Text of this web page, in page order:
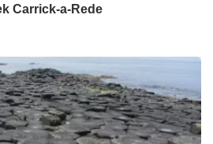
Carrick-a-Rede